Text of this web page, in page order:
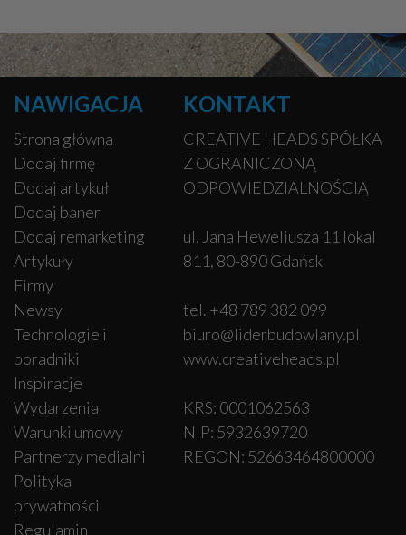
NAWIGACJA
Strona główna
Dodaj firmę
Dodaj artykuł
Dodaj baner
Dodaj remarketing
Artykuły
Firmy
Newsy
Technologie i
poradniki
Inspiracje
Wydarzenia
Warunki umowy
Partnerzy medialni
Polityka
prywatności
Regulamin
KONTAKT
CREATIVE HEADS SPÓŁKA
Z OGRANICZONĄ
ODPOWIEDZIALNOŚCIĄ
ul. Jana Heweliusza 11 lokal
811, 80-890 Gdańsk
tel. +48 789 382 099
biuro@liderbudowlany.pl
www.creativeheads.pl
KRS: 0001062563
NIP: 5932639720
REGON: 52663464800000